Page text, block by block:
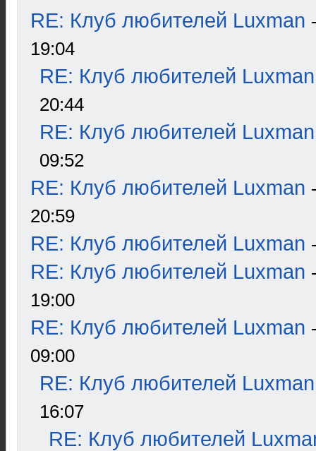
RE: Клуб любителей Luxman
19:04
RE: Клуб любителей Luxman
20:44
RE: Клуб любителей Luxman
09:52
RE: Клуб любителей Luxman
20:59
RE: Клуб любителей Luxman
RE: Клуб любителей Luxman
19:00
RE: Клуб любителей Luxman
09:00
RE: Клуб любителей Luxman
16:07
RE: Клуб любителей